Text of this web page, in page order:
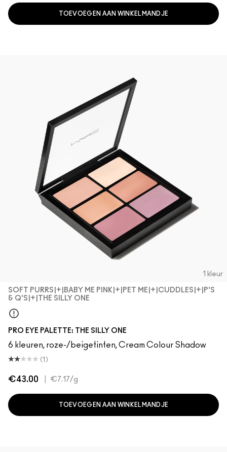
TOEVOEGEN AAN WINKELMANDJE
1 kleur
SOFT PURRS|+|BABY ME PINK|+|PET ME|+|CUDDLES|+|P'S
& Q'S|+|THE SILLY ONE
PRO EYE PALETTE: THE SILLY ONE
6 kleuren, roze-/beigetinten, Cream Colour Shadow
(1)
€43.00 €7.17/g
TOEVOEGEN AAN WINKELMANDJE